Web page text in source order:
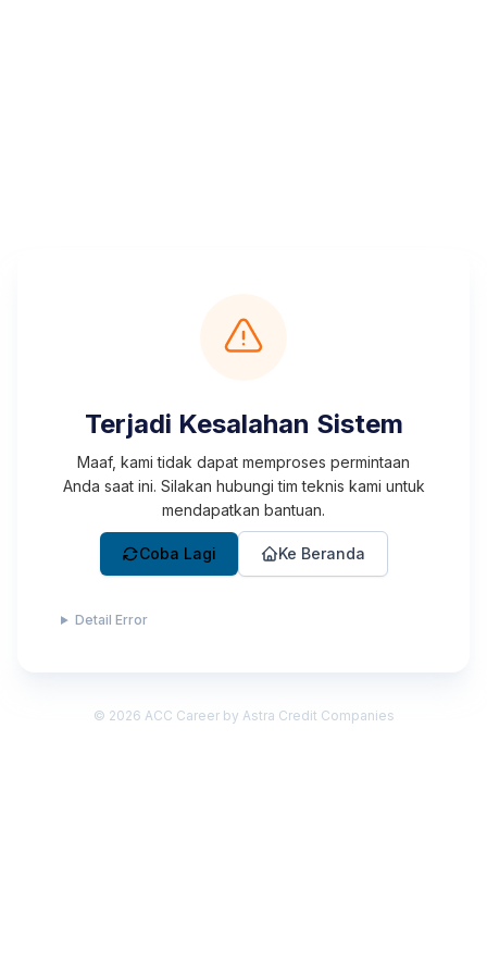
Terjadi Kesalahan Sistem
Maaf, kami tidak dapat memproses permintaan
Anda saat ini. Silakan hubungi tim teknis kami untuk
mendapatkan bantuan.
Coba Lagi Ke Beranda
Detail Error
© 2026 ACC Career by Astra Credit Companies